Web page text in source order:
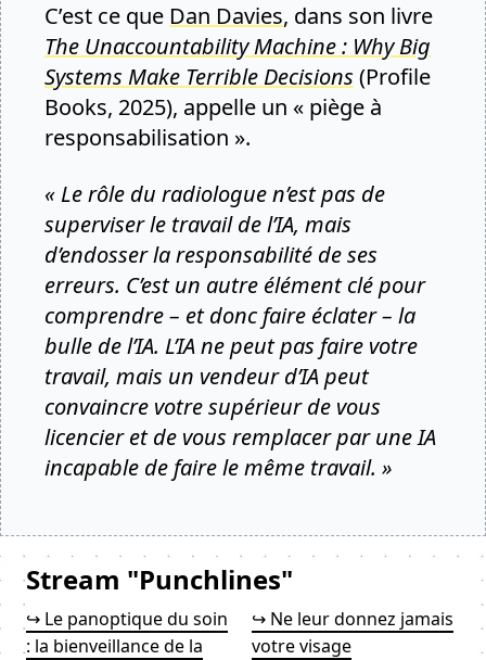
C’est ce que Dan Davies, dans son livre
The Unaccountability Machine : Why Big
Systems Make Terrible Decisions (Profile
Books, 2025), appelle un « piège à
responsabilisation ».
« Le rôle du radiologue n’est pas de
superviser le travail de l’IA, mais
d’endosser la responsabilité de ses
erreurs. C’est un autre élément clé pour
comprendre – et donc faire éclater – la
bulle de l’IA. L’IA ne peut pas faire votre
travail, mais un vendeur d’IA peut
convaincre votre supérieur de vous
licencier et de vous remplacer par une IA
incapable de faire le même travail. »
Stream "Punchlines"
↪ Le panoptique du soin
: la bienveillance de la
↪ Ne leur donnez jamais
votre visage